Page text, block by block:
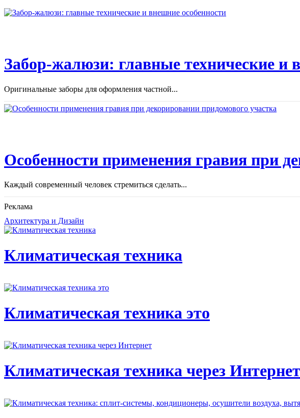
Забор-жалюзи: главные технические и
Оригинальные заборы для оформления частной...
Особенности применения гравия при
Каждый современный человек стремиться сделать...
Реклама
Архитектура и Дизайн
Климатическая техника
Климатическая техника это
Климатическая техника через Интернет